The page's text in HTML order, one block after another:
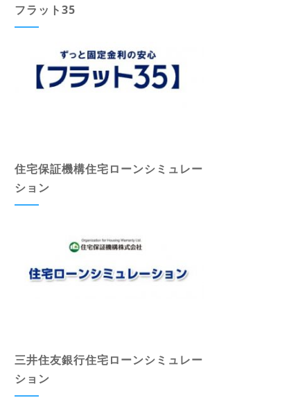
フラット35
住宅保証機構住宅ローンシミュレー
ション
三井住友銀行住宅ローンシミュレー
ション